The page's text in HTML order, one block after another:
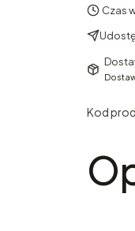
Czas
Kod